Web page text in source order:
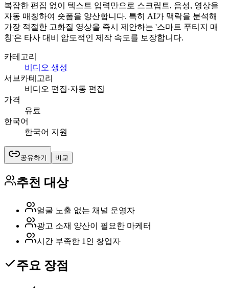
복잡한 편집 없이 텍스트 입력만으로 스크립트, 음성, 영상을
자동 매칭하여 숏폼을 양산합니다. 특히 AI가 맥락을 분석해
가장 적절한 고화질 영상을 즉시 제안하는 '스마트 푸티지 매
칭'은 타사 대비 압도적인 제작 속도를 보장합니다.
카테고리
비디오 생성
서브카테고리
비디오 편집·자동 편집
가격
유료
한국어
한국어 지원
공유하기 비교
추천 대상
얼굴 노출 없는 채널 운영자
광고 소재 양산이 필요한 마케터
시간 부족한 1인 창업자
주요 장점